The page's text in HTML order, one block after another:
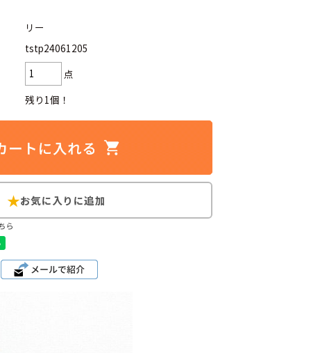
今週のHOTワード（7/29〜8/4）
映画 3
6 大きいサイズ 7 アニメ
ランドから探す
リー
tstp24061205
点
残り1個！
ら